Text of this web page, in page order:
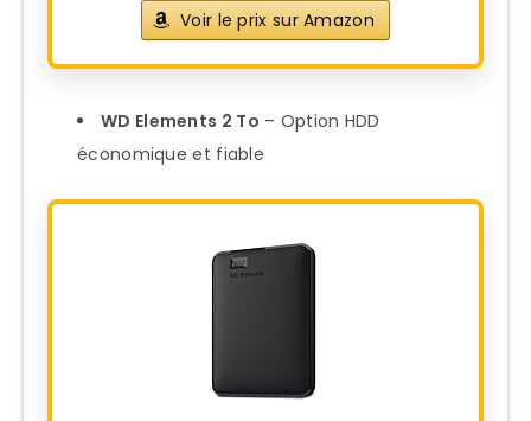
Voir le prix sur Amazon
WD Elements 2 To – Option HDD
économique et fiable